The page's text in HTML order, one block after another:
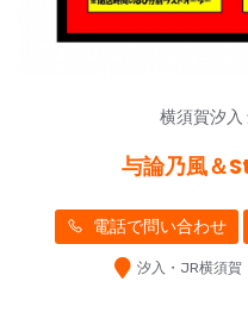
横須賀汐入
与論乃風＆
電話で問い合わせ
汐入・JR横須賀